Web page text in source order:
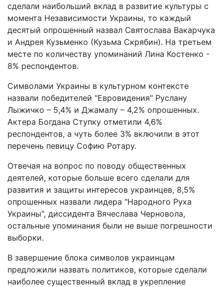
сделали наибольший вклад в развитие культуры с
момента Независимости Украины, то каждый
десятый опрошенный назвал Святослава Вакарчука
и Андрея Кузьменко (Кузьма Скрябин). На третьем
месте по количеству упоминаний Лина Костенко -
8% респондентов.
Символами Украины в культурном контексте
назвали победителей "Евровидения" Руслану
Лыжичко – 5,4% и Джамалу – 4,2% опрошенных.
Актера Богдана Ступку отметили 4,6%
респондентов, а чуть более 3% включили в этот
перечень певицу Софию Ротару.
Отвечая на вопрос по поводу общественных
деятелей, которые больше всего сделали для
развития и защиты интересов украинцев, 8,5%
опрошенных назвали лидера "Народного Руха
Украины", диссидента Вячеслава Черновола,
остальные упоминания были не выше погрешности
выборки.
В завершение блока символов украинцам
предложили назвать политиков, которые сделали
наиболее существенный вклад в укрепление